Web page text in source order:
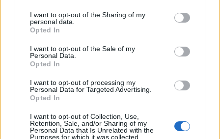
not limited to your visit or usage behaviour. You may click to
grant or deny consent to Google and its third-party tags to
use your data for below specified purposes in below Google
consent section.
I want to opt-out of the Sharing of my
personal data.
Opted In
I want to opt-out of the Sale of my
Personal Data.
Opted In
I want to opt-out of processing my
Personal Data for Targeted Advertising.
Opted In
I want to opt-out of Collection, Use,
Retention, Sale, and/or Sharing of my
Personal Data that Is Unrelated with the
Purposes for which it was collected.
– Jeg hadde håpet å kunne bidra der, men sånn er
livet, sukker Jenssen.
Selv om NM del 1 går i vasken for Jenssen, håper
han likevel å berge plassen på rekruttlandslaget.
Føler du at landslagsplassen er truet?
– Ja. Men nå skal jeg konsentrere meg om resten av